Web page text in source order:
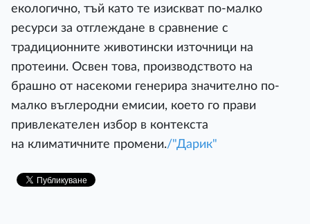
екологично, тъй като те изискват по-малко
ресурси за отглеждане в сравнение с
традиционните животински източници на
протеини. Освен това, производството на
брашно от насекоми генерира значително по-
малко въглеродни емисии, което го прави
привлекателен избор в контекста
на климатичните промени./"Дарик"